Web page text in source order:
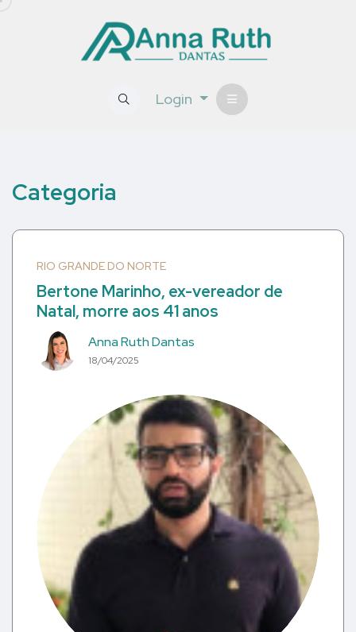
Login
Categoria
RIO GRANDE DO NORTE
Bertone Marinho, ex-vereador de
Natal, morre aos 41 anos
Anna Ruth Dantas
18/04/2025